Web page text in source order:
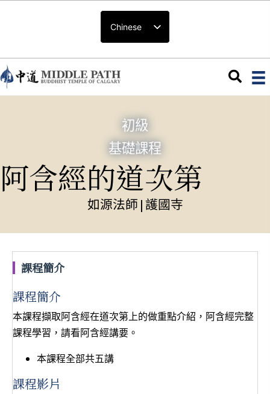
Chinese
初級
基礎課程
阿含經的道次第
如源法師 |護國寺
課程簡介
課程簡介
本課程擷取阿含經在道次第上的做重點介紹，阿含經完整
課程學習，請看阿含經講要。
本課程全部共五講
課程影片